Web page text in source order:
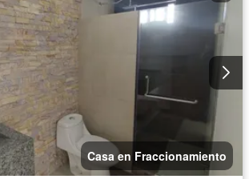
Casa en Fraccionamiento